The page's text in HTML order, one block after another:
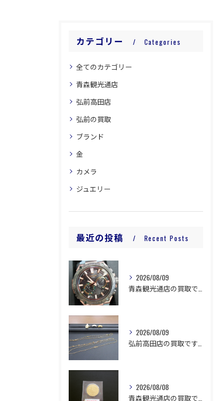
カテゴリー Categories
全てのカテゴリー
青森観光通店
弘前高田店
弘前の買取
ブランド
金
カメラ
ジュエリー
最近の投稿 Recent Posts
2026/08/09
2026/08/09
2026/08/08